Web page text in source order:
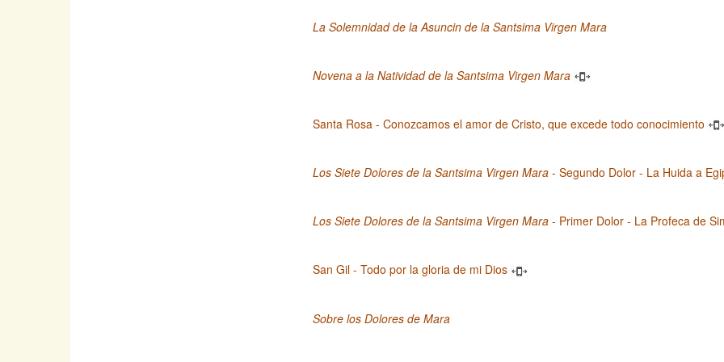
La Solemnidad de la Asuncin de la Santsima Virgen Mara
Novena a la Natividad de la Santsima Virgen Mara
Santa Rosa - Conozcamos el amor de Cristo, que excede todo conocimiento
Los Siete Dolores de la Santsima Virgen Mara - Segundo Dolor - La Huida a
Los Siete Dolores de la Santsima Virgen Mara - Primer Dolor - La Profeca de
San Gil - Todo por la gloria de mi Dios
Sobre los Dolores de Mara